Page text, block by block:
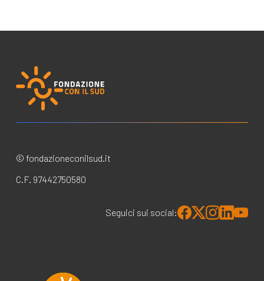
© fondazioneconilsud.it
C.F. 97442750580
Seguici sui social: